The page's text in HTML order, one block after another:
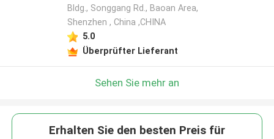
Bldg., Songgang Rd., Baoan Area,
Shenzhen , China ,CHINA
5.0
Überprüfter Lieferant
Sehen Sie mehr an
Erhalten Sie den besten Preis für